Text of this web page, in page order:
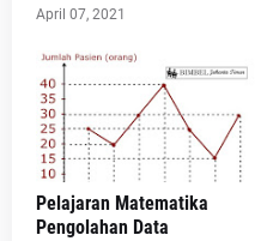
April 07, 2021
Pelajaran Matematika
Pengolahan Data